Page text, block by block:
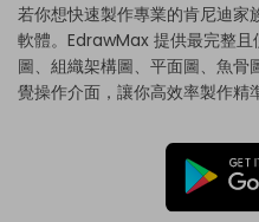
若你想快速製作專業的肯尼迪家
軟體。EdrawMax 提供最完整
圖、組織架構圖、平面圖、魚骨
覺操作介面，讓你高效率製作精